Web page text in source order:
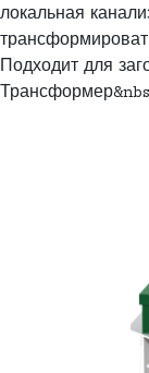
локальная
Подходит для